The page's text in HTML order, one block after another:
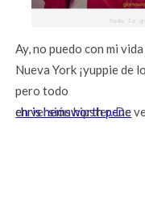
Ay, no puedo con mi
Nueva York ¡yuppie de
pero todo
chris hemsworth pene
en versión hipster. De